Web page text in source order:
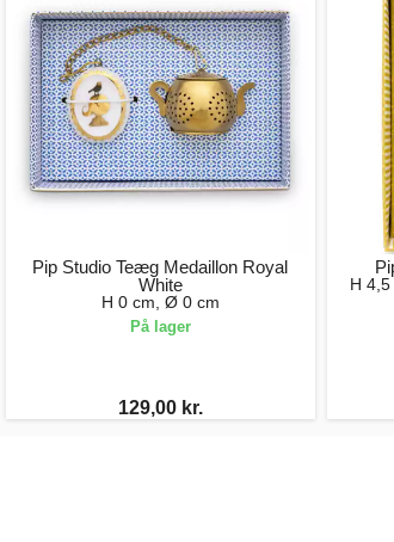
Pip Studio Teæg Medaillon Royal
White
H 0 cm, Ø 0 cm
På lager
129,00 kr.
H